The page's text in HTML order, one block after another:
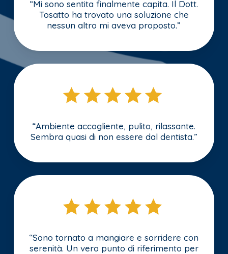
“Mi sono sentita finalmente capita. Il Dott.
Tosatto ha trovato una soluzione che
nessun altro mi aveva proposto.”
“Ambiente accogliente, pulito, rilassante.
Sembra quasi di non essere dal dentista.”
“Sono tornato a mangiare e sorridere con
serenità. Un vero punto di riferimento per